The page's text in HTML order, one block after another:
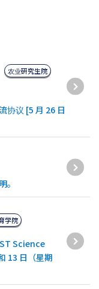
协议 [5 月 26 日
农业研究生院
。
Science
13 日（星期
学院